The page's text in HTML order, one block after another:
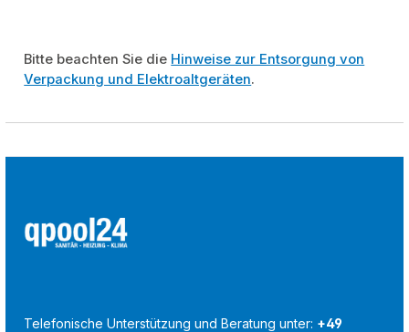
Bitte beachten Sie die Hinweise zur Entsorgung von
Verpackung und Elektroaltgeräten.
Telefonische Unterstützung und Beratung unter: +49